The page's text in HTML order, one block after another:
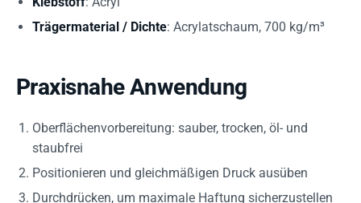
Trägermaterial / Dichte: Acrylatschaum, 700 kg/m³
Praxisnahe Anwendung
Oberflächenvorbereitung: sauber, trocken, öl- und
staubfrei
Positionieren und gleichmäßigen Druck ausüben
Durchdrücken, um maximale Haftung sicherzustellen